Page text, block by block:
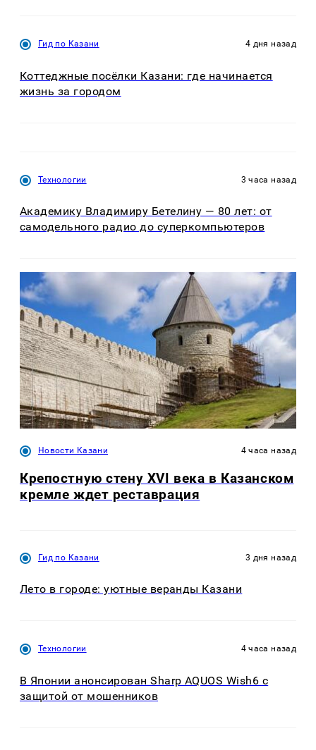
Гид по Казани 4 дня назад
Коттеджные посёлки Казани: где начинается
жизнь за городом
Технологии 3 часа назад
Академику Владимиру Бетелину — 80 лет: от
самодельного радио до суперкомпьютеров
Новости Казани 4 часа назад
Крепостную стену XVI века в Казанском
кремле ждет реставрация
Гид по Казани 3 дня назад
Лето в городе: уютные веранды Казани
Технологии 4 часа назад
В Японии анонсирован Sharp AQUOS Wish6 с
защитой от мошенников